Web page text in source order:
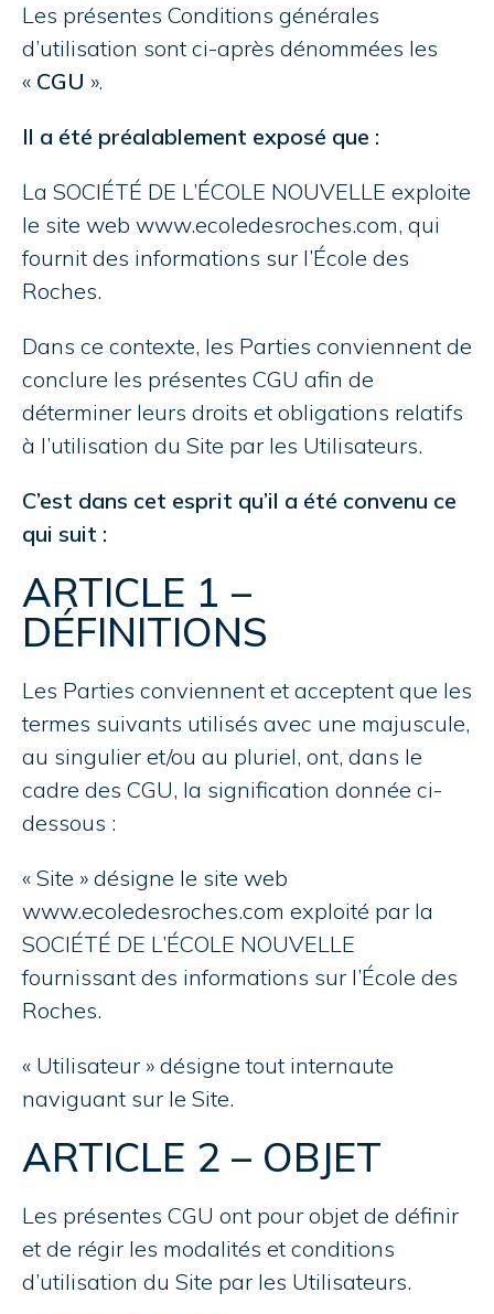
Les présentes Conditions générales
d’utilisation sont ci-après dénommées les
« CGU ».
Il a été préalablement exposé que :
La SOCIÉTÉ DE L’ÉCOLE NOUVELLE exploite
le site web www.ecoledesroches.com, qui
fournit des informations sur l’École des
Roches.
Dans ce contexte, les Parties conviennent de
conclure les présentes CGU afin de
déterminer leurs droits et obligations relatifs
à l’utilisation du Site par les Utilisateurs.
C’est dans cet esprit qu’il a été convenu ce
qui suit :
ARTICLE 1 –
DÉFINITIONS
Les Parties conviennent et acceptent que les
termes suivants utilisés avec une majuscule,
au singulier et/ou au pluriel, ont, dans le
cadre des CGU, la signification donnée ci-
dessous :
« Site » désigne le site web
www.ecoledesroches.com exploité par la
SOCIÉTÉ DE L’ÉCOLE NOUVELLE
fournissant des informations sur l’École des
Roches.
« Utilisateur » désigne tout internaute
naviguant sur le Site.
ARTICLE 2 – OBJET
Les présentes CGU ont pour objet de définir
et de régir les modalités et conditions
d’utilisation du Site par les Utilisateurs.